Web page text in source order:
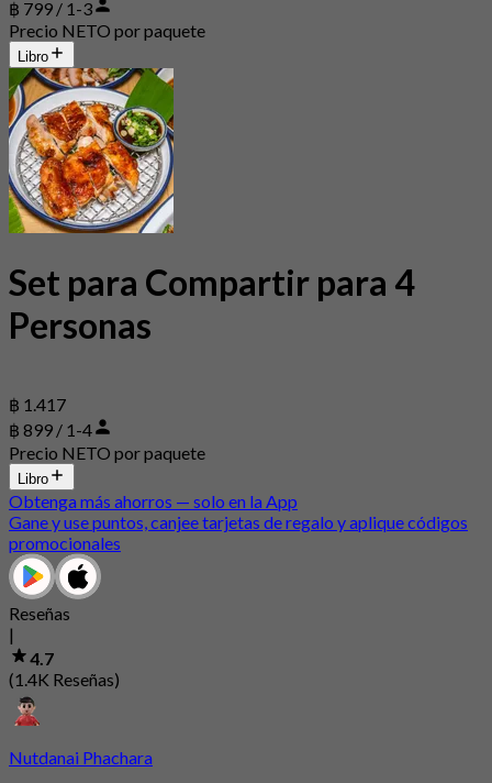
฿ 799 / 1-3
Precio NETO por paquete
Libro
Set para Compartir para 4
Personas
฿ 1.417
฿ 899 / 1-4
Precio NETO por paquete
Libro
Obtenga más ahorros — solo en la App
Gane y use puntos, canjee tarjetas de regalo y aplique códigos
promocionales
Reseñas
|
4.7
(1.4K Reseñas)
Nutdanai Phachara